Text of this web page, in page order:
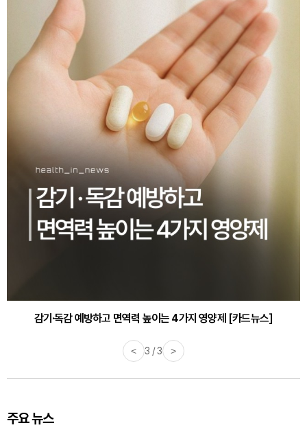
감기·독감 예방하고 면역력 높이는 4가지 영양제 [카드뉴스]
< 3 / 3 >
주요 뉴스